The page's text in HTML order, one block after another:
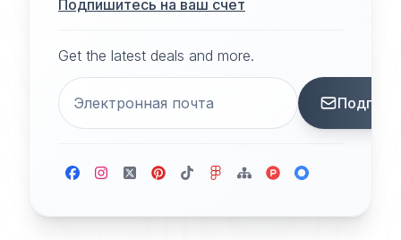
Подпишитесь на ваш счет
Get the latest deals and more.